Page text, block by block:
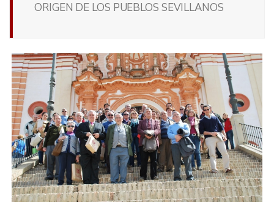
ORIGEN DE LOS PUEBLOS SEVILLANOS